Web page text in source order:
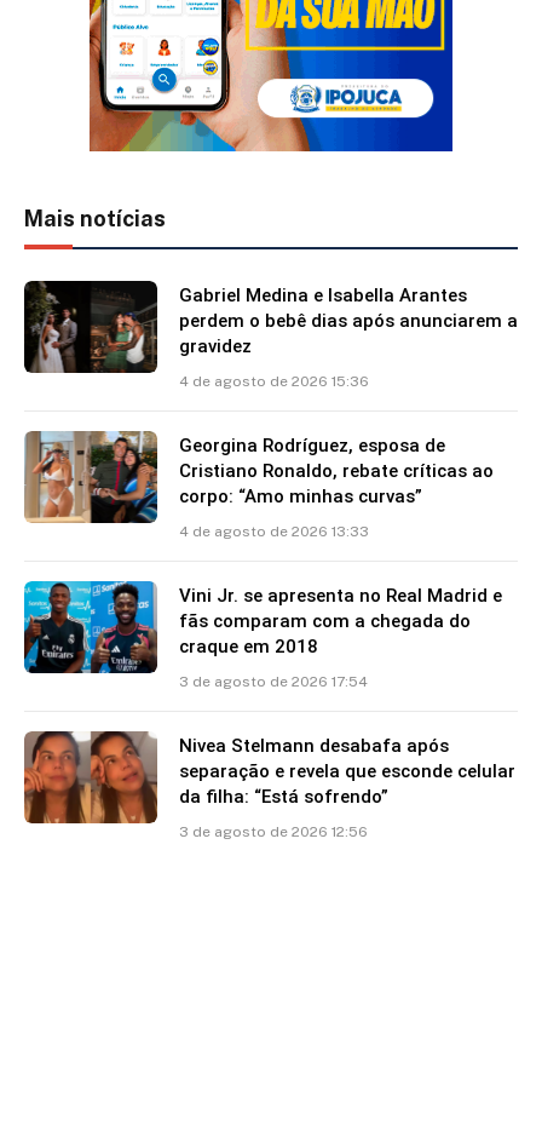
Mais notícias
Gabriel Medina e Isabella Arantes
perdem o bebê dias após anunciarem a
gravidez
4 de agosto de 2026 15:36
Georgina Rodríguez, esposa de
Cristiano Ronaldo, rebate críticas ao
corpo: “Amo minhas curvas”
4 de agosto de 2026 13:33
Vini Jr. se apresenta no Real Madrid e
fãs comparam com a chegada do
craque em 2018
3 de agosto de 2026 17:54
Nivea Stelmann desabafa após
separação e revela que esconde celular
da filha: “Está sofrendo”
3 de agosto de 2026 12:56